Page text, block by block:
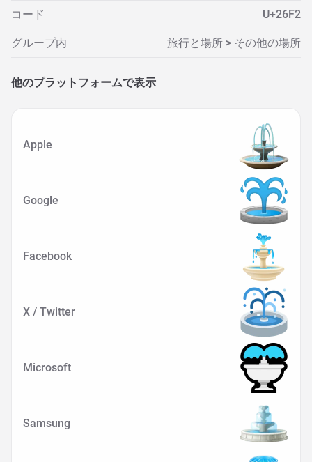
コード U+26F2
グループ内 旅行と場所 > その他の場所
他のプラットフォームで表示
Apple
Google
Facebook
X / Twitter
Microsoft
Samsung